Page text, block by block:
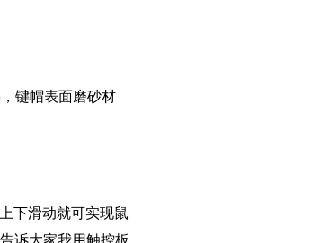
键帽表面磨砂材
下滑动就可实现鼠